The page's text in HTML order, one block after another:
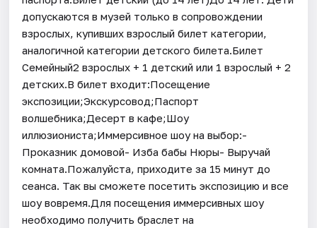
допускаются в музей только в сопровождении
взрослых, купивших взрослый билет категории,
аналогичной категории детского билета.Билет
Семейный2 взрослых + 1 детский или 1 взрослый + 2
детских.В билет входит:Посещение
экспозиции;Экскурсовод;Паспорт
волшебника;Десерт в кафе;Шоу
иллюзиониста;Иммерсивное шоу на выбор:-
Проказник домовой- Изба бабы Нюры- Выручай
комната.Пожалуйста, приходите за 15 минут до
сеанса. Так вы сможете посетить экспозицию и все
шоу вовремя.Для посещения иммерсивных шоу
необходимо получить браслет на